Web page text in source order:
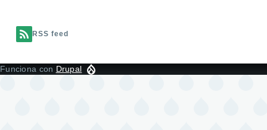
RSS feed
Funciona con Drupal